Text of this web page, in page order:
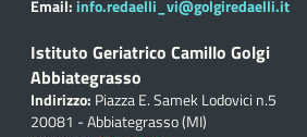
Email: info.redaelli_vi@golgiredaelli.it
Istituto Geriatrico Camillo Golgi
Abbiategrasso
Indirizzo: Piazza E. Samek Lodovici n.5
20081 - Abbiategrasso (MI)